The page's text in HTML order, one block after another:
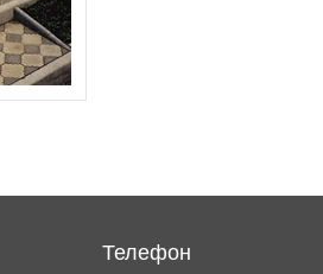
Телефон